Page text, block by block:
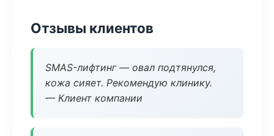
Отзывы клиентов
SMAS-лифтинг — овал подтянулся,
кожа сияет. Рекомендую клинику.
— Клиент компании